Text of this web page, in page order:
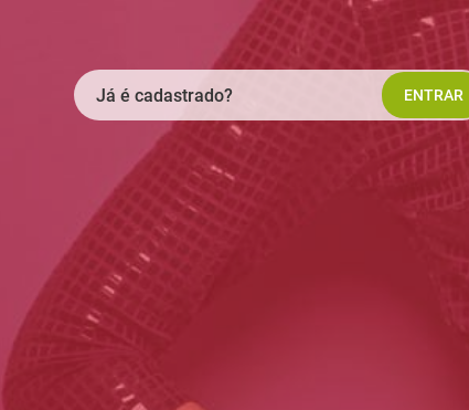
Já é cadastrado? ENTRAR